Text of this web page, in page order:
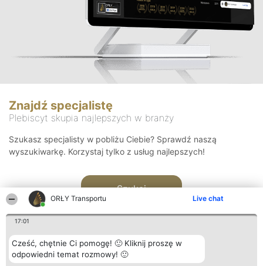
ORŁY Transportu Live chat
17:01
Cześć, chętnie Ci pomogę! 🙂 Kliknij proszę w
odpowiedni temat rozmowy! 🙂
Znajdź specjalistę
Plebiscyt skupia najlepszych w branży
Szukasz specjalisty w pobliżu Ciebie? Sprawdź naszą
wyszukiwarkę. Korzystaj tylko z usług najlepszych!
Szukaj